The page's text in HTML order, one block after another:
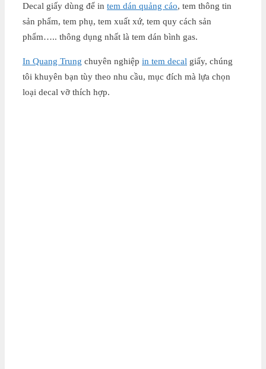
Decal giấy dùng để in tem dán quảng cáo, tem thông tin
sản phẩm, tem phụ, tem xuất xứ, tem quy cách sản
phẩm….. thông dụng nhất là tem dán bình gas.
In Quang Trung chuyên nghiệp in tem decal giấy, chúng
tôi khuyên bạn tùy theo nhu cầu, mục đích mà lựa chọn
loại decal vỡ thích hợp.